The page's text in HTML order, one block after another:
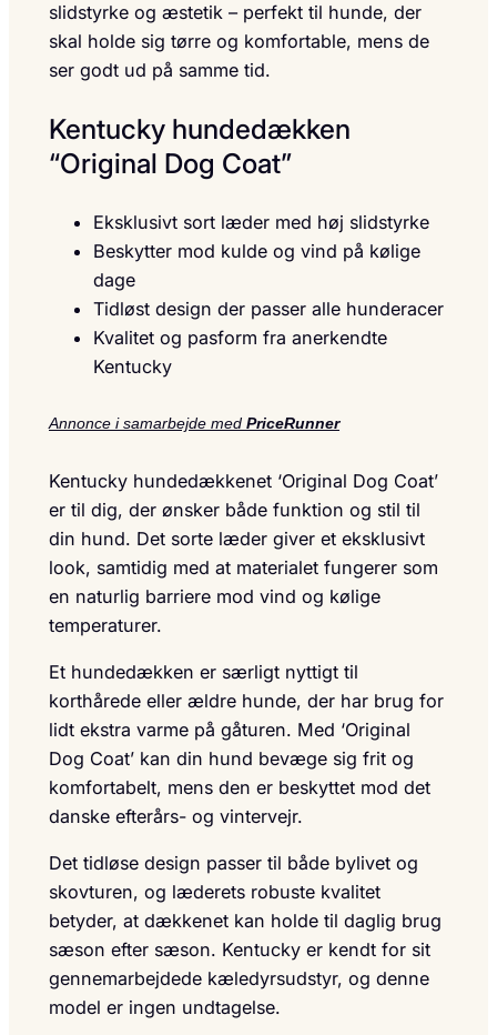
slidstyrke og æstetik – perfekt til hunde, der
skal holde sig tørre og komfortable, mens de
ser godt ud på samme tid.
Kentucky hundedækken
“Original Dog Coat”
Eksklusivt sort læder med høj slidstyrke
Beskytter mod kulde og vind på kølige
dage
Tidløst design der passer alle hunderacer
Kvalitet og pasform fra anerkendte
Kentucky
Annonce i samarbejde med PriceRunner
Kentucky hundedækkenet ‘Original Dog Coat’
er til dig, der ønsker både funktion og stil til
din hund. Det sorte læder giver et eksklusivt
look, samtidig med at materialet fungerer som
en naturlig barriere mod vind og kølige
temperaturer.
Et hundedækken er særligt nyttigt til
korthårede eller ældre hunde, der har brug for
lidt ekstra varme på gåturen. Med ‘Original
Dog Coat’ kan din hund bevæge sig frit og
komfortabelt, mens den er beskyttet mod det
danske efterårs- og vintervejr.
Det tidløse design passer til både bylivet og
skovturen, og læderets robuste kvalitet
betyder, at dækkenet kan holde til daglig brug
sæson efter sæson. Kentucky er kendt for sit
gennemarbejdede kæledyrsudstyr, og denne
model er ingen undtagelse.